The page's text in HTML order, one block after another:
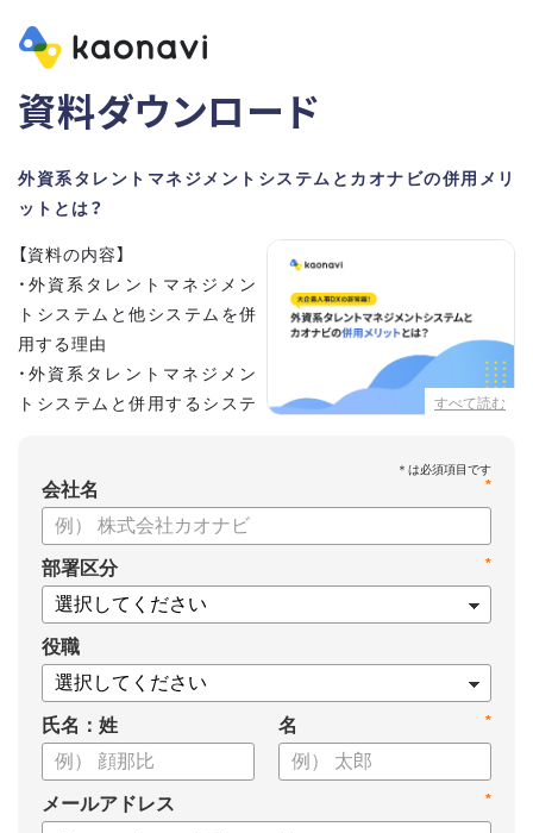
資料ダウンロード
外資系タレントマネジメントシステムとカオナビの併用メリ
ットとは？
すべて読む
【資料の内容】
・外資系タレントマネジメン
トシステムと他システムを併
用する理由
・外資系タレントマネジメン
トシステムと併用するシステ
・お客さまの声
*
会社名
*
部署区分
役職
氏名：姓 *
名
*
メールアドレス